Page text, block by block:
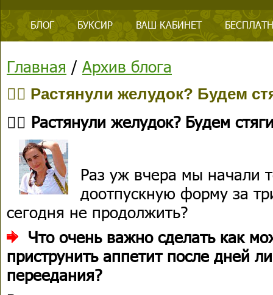
БЛОГ БУКСИР ВАШ КАБИНЕТ
Главная / Архив блога
👉🏻 Растянули желудок? Будем
👉🏻 Растянули желудок? Будем
Раз уж вчера мы начали
доотпускную форму за
сегодня не продолжить?
Что очень важно сделать как
приструнить аппетит после дней
переедания?